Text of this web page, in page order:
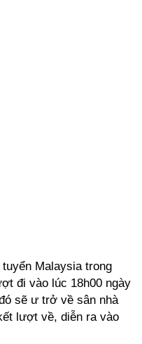
Malaysia trong
đi vào lúc 18h00 ngày
sẽ ư trở về sân nhà
lượt về, diễn ra vào